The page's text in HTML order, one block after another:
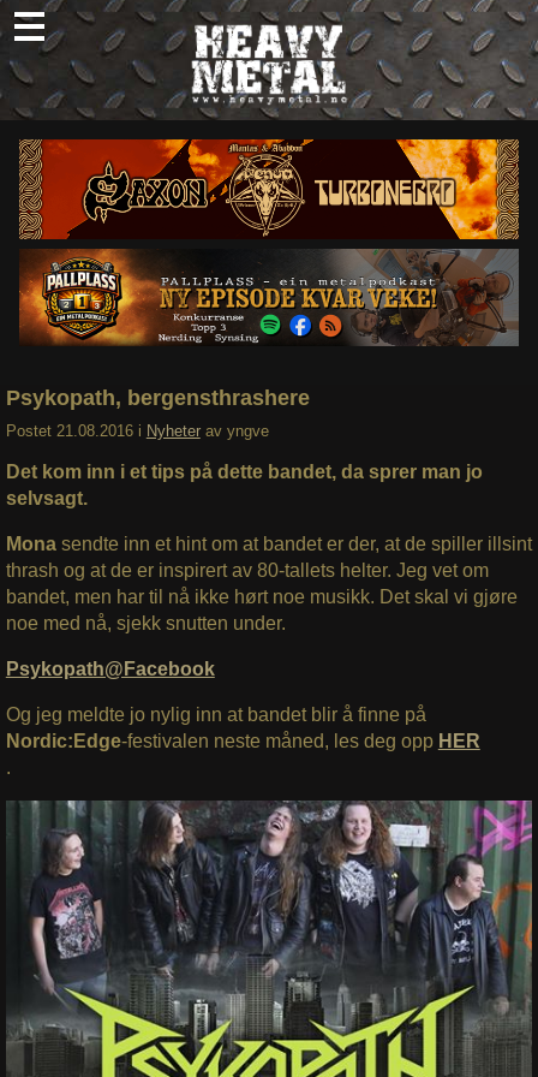
Skip
to
content
Nyheter
Omtaler
Intervjuer
Om oss
Abonner
Søk
Psykopath, bergensthrashere
Postet 21.08.2016 i Nyheter av yngve
Det kom inn i et tips på dette bandet, da sprer man jo
selvsagt.
Mona sendte inn et hint om at bandet er der, at de spiller illsint
thrash og at de er inspirert av 80-tallets helter. Jeg vet om
bandet, men har til nå ikke hørt noe musikk. Det skal vi gjøre
noe med nå, sjekk snutten under.
Psykopath@Facebook
Og jeg meldte jo nylig inn at bandet blir å finne på
Nordic:Edge-festivalen neste måned, les deg opp HER
.